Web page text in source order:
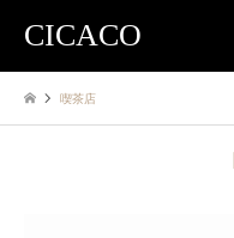
CICACO
喫茶店